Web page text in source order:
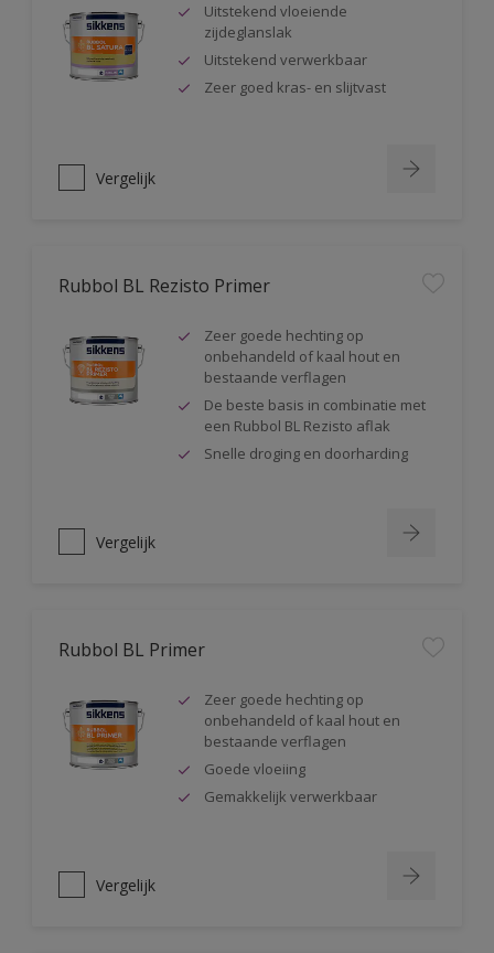
Uitstekend vloeiende
zijdeglanslak
Uitstekend verwerkbaar
Zeer goed kras- en slijtvast
Vergelijk
Rubbol BL Rezisto Primer
Zeer goede hechting op
onbehandeld of kaal hout en
bestaande verflagen
De beste basis in combinatie met
een Rubbol BL Rezisto aflak
Snelle droging en doorharding
Vergelijk
Rubbol BL Primer
Zeer goede hechting op
onbehandeld of kaal hout en
bestaande verflagen
Goede vloeiing
Gemakkelijk verwerkbaar
Vergelijk